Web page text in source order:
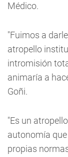
Médico.
"Fuimos a
atropello
intromisión
animaría a
Goñi.
"Es un
autonomía
propias